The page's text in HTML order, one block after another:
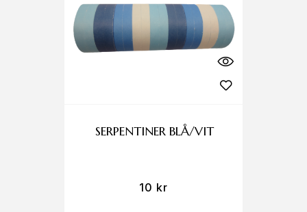
SERPENTINER BLÅ/VIT
10 kr